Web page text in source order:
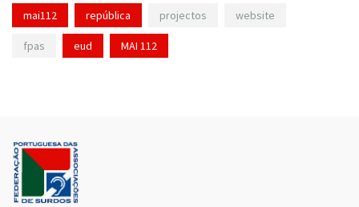
mai112 república projectos website
fpas eud MAI 112